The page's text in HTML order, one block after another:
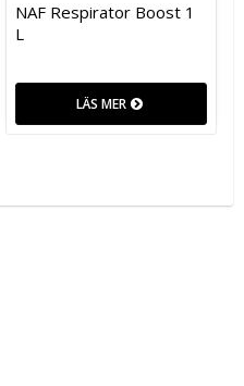
NAF Respirator Boost 1
L
LÄS MER